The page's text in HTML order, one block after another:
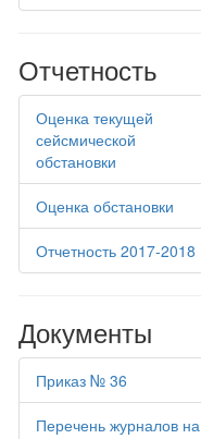
Отчетность
Оценка текущей
сейсмической
обстановки
Оценка обстановки
Отчетность 2017-2018
Документы
Приказ № 36
Перечень журналов на